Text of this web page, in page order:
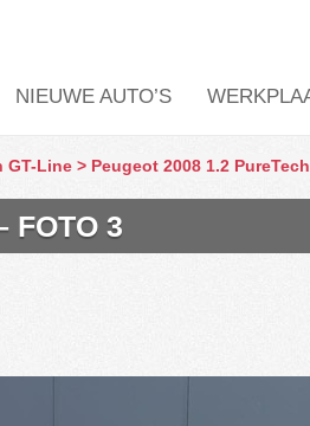
NIEUWE AUTO’S
GT-Line > Peugeot 2008 1.2
FOTO 3